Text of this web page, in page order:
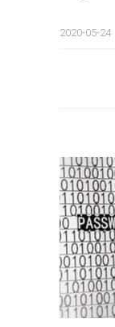
2020-05-24